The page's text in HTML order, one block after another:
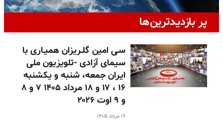
پر بازدیدترین‌ها
سـی امین گلـریزان همیـاری با
سیمای آزادی -تلویزیون ملی
ایران جمعه، شنبه و یکشنبه
۱۶ ، ۱۷ و ۱۸ مرداد ۱۴۰۵ ۷ و ۸
و ۹ اوت ۲۰۲۶
۱۶ مرداد ۱۴۰۵